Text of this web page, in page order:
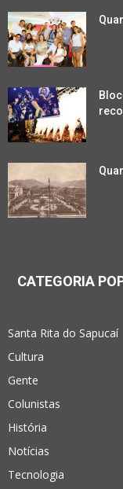
CATEGORIA
Santa Rita do Sapucaí
Cultura
Gente
Colunistas
História
Notícias
Tecnologia